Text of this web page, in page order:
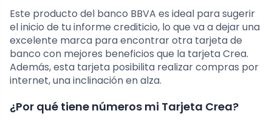
Este producto del banco BBVA es ideal para sugerir
el inicio de tu informe crediticio, lo que va a dejar una
excelente marca para encontrar otra tarjeta de
banco con mejores beneficios que la tarjeta Crea.
Además, esta tarjeta posibilita realizar compras por
internet, una inclinación en alza.
¿Por qué tiene números mi Tarjeta Crea?